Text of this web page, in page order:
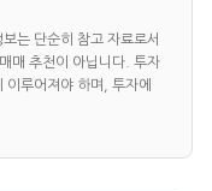
는 단순히 참고 자료로서
매 추천이 아닙니다. 투자
루어져야 하며, 투자에